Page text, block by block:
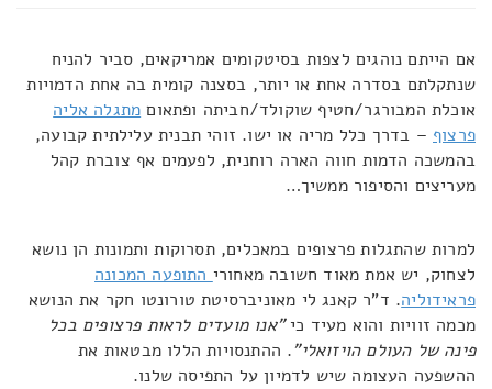
אם הייתם נוהגים לצפות בסיטקומים אמריקאים, סביר להניח
שנתקלתם בסדרה אחת או יותר, בסצנה קומית בה אחת הדמויות
אוכלת המבורגר/חטיף שוקולד/חביתה ופתאום מתגלה אליה
פרצוף – בדרך כלל מריה או ישו. זוהי תבנית עלילתית קבועה,
בהמשכה הדמות חווה הארה רוחנית, לפעמים אף צוברת קהל
מעריצים והסיפור ממשיך…
למרות שהתגלות פרצופים במאכלים, תסרוקות ותמונות הן נושא
לצחוק, יש אמת מאוד חשובה מאחורי התופעה המכונה
פראידוליה. ד"ר קאנג לי מאוניברסיטת טורונטו חקר את הנושא
מכמה זוויות והוא מעיד כי"אנו מועדים לראות פרצופים בכל
פינה של העולם הויזואלי". ההתנסויות הללו מבטאות את
ההשפעה העצומה שיש לדמיון על התפיסה שלנו.